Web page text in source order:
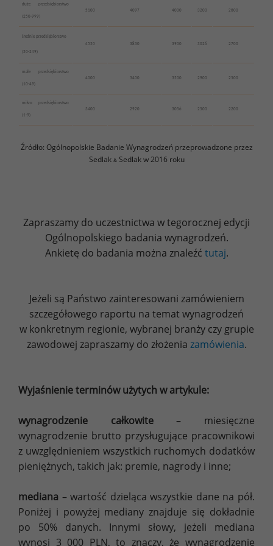
duże przedsiębiorstwo
(250-999)
5100 4097 4000 3200 2600
średnie przedsiębiorstwo
(50-249)
4550 3830 3900 3026 2700
małe przedsiębiorstwo
(10-49)
4000 3400 3500 2900 2500
mikro przedsiębiorstwo
(1-9)
3400 2920 3056 2500 2200
Źródło: Ogólnopolskie Badanie Wynagrodzeń przeprowadzone przez
Sedlak &Sedlak w 2016 roku
Zapraszamy do uczestnictwa w tegorocznej edycji
Ogólnopolskiego badania wynagrodzeń.
Ankietę do badania można znaleźć tutaj.
Jeżeli są Państwo zainteresowani zamówieniem
szczegółowego raportu na temat wynagrodzeń
w konkretnym regionie, wybranej branży czy grupie
zawodowej zapraszamy do złożenia zamówienia.
Wyjaśnienie terminów użytych w artykule:
wynagrodzenie całkowite– miesięczne
wynagrodzenie brutto przysługujące pracownikowi
z uwzględnieniem wszystkich ruchomych dodatków
pieniężnych, takich jak: premie, nagrody i inne;
mediana – wartość dzieląca wszystkie dane na pół.
Poniżej i powyżej mediany znajduje się dokładnie
po 50% danych. Innymi słowy, jeżeli mediana
wynosi 3 000 PLN, to znaczy, że wynagrodzenie